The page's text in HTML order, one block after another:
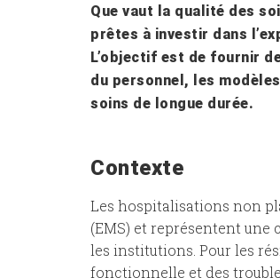
Que vaut la qualité des
prêtes à investir dans
L’objectif est de fournir
du personnel, les
soins de longue durée.
Contexte
Les hospitalisations non
(EMS) et représentent une
les institutions. Pour les
fonctionnelle et des